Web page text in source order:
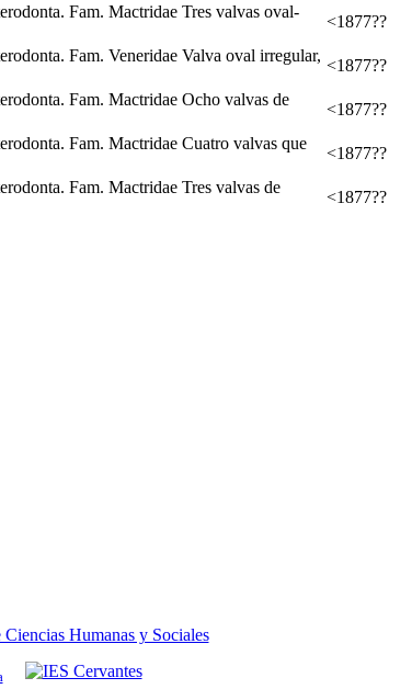
Fam. Mactridae Tres valvas oval-
<1877??
Fam. Veneridae Valva oval irregular,
<1877??
Fam. Mactridae Ocho valvas de
<1877??
Fam. Mactridae Cuatro valvas que
<1877??
Fam. Mactridae Tres valvas de
<1877??